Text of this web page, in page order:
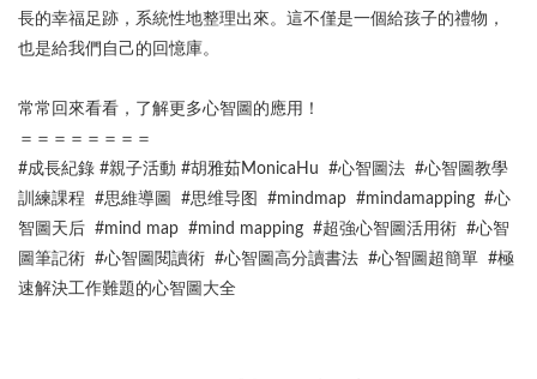
長的幸福足跡，系統性地整理出來。這不僅是一個給孩子的禮物，
也是給我們自己的回憶庫。
常常回來看看，了解更多心智圖的應用！
＝＝＝＝＝＝＝＝
#成長紀錄 #親子活動 #胡雅茹MonicaHu #心智圖法 #心智圖教學
訓練課程 #思維導圖 #思维导图 #mindmap #mindamapping #心
智圖天后 #mind map #mind mapping #超強心智圖活用術 #心智
圖筆記術 #心智圖閱讀術 #心智圖高分讀書法 #心智圖超簡單 #極
速解決工作難題的心智圖大全